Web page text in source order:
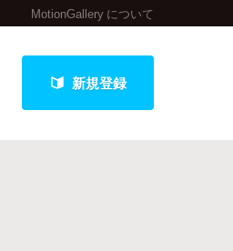
MotionGallery について
新規登録